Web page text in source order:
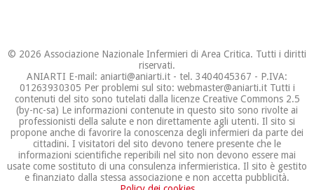
© 2026 Associazione Nazionale Infermieri di Area Critica. Tutti i diritti
riservati.
ANIARTI E-mail: aniarti@aniarti.it - tel. 3404045367 - P.IVA:
01263930305 Per problemi sul sito: webmaster@aniarti.it Tutti i
contenuti del sito sono tutelati dalla licenze Creative Commons 2.5
(by-nc-sa) Le informazioni contenute in questo sito sono rivolte ai
professionisti della salute e non direttamente agli utenti. Il sito si
propone anche di favorire la conoscenza degli infermieri da parte dei
cittadini. I visitatori del sito devono tenere presente che le
informazioni scientifiche reperibili nel sito non devono essere mai
usate come sostituto di una consulenza infermieristica. Il sito è gestito
e finanziato dalla stessa associazione e non accetta pubblicità.